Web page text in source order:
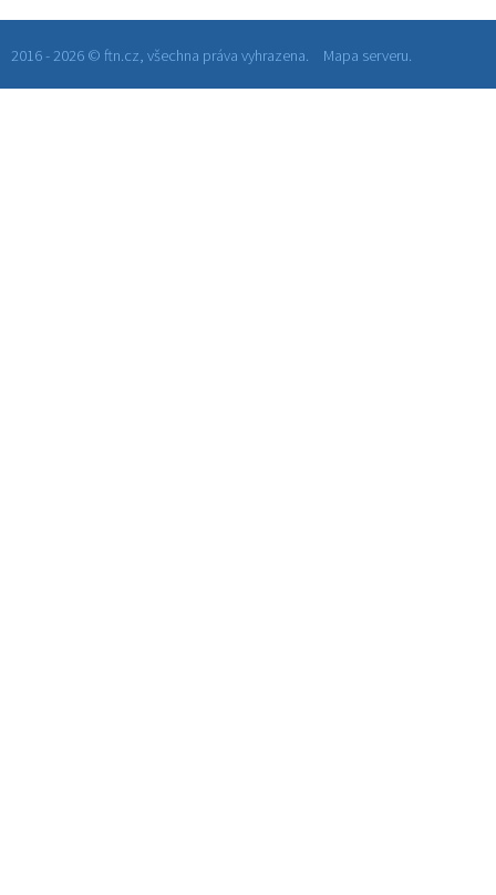
2016 - 2026 © ftn.cz, všechna práva vyhrazena. Mapa serveru.